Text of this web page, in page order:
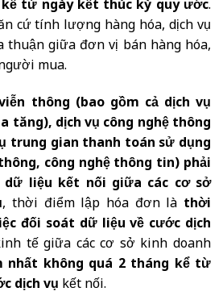
từ ngày kết thúc kỳ quy ước.
cứ tính lượng hàng hóa, dịch vụ
thuận giữa đơn vị bán hàng hóa,
mua.
thông (bao gồm cả dịch vụ
tăng), dịch vụ công nghệ thông
trung gian thanh toán sử dụng
công nghệ thông tin) phải
liệu kết nối giữa các cơ sở
, thời điểm lập hóa đơn là thời
đối soát dữ liệu về cước dịch
tế giữa các cơ sở kinh doanh
nhất không quá 2 tháng kể từ
dịch vụkết nối.